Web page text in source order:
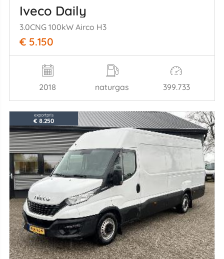
Iveco Daily
3.0CNG 100kW Airco H3
€ 5.150
2018 naturgas 399.733
exportpris
€ 8.250